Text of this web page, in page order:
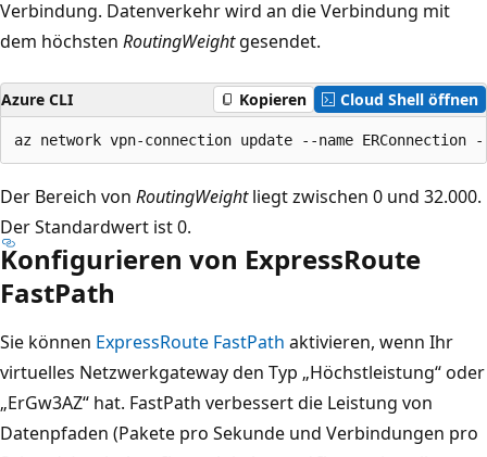
Verbindung. Datenverkehr wird an die Verbindung mit
dem höchsten RoutingWeightgesendet.
Azure CLI Kopieren Cloud Shell öffnen
Der Bereich von RoutingWeightliegt zwischen 0 und 32.000.
Der Standardwert ist 0.
Konfigurieren von ExpressRoute
FastPath
Sie können ExpressRoute FastPath aktivieren, wenn Ihr
virtuelles Netzwerkgateway den Typ „Höchstleistung“ oder
„ErGw3AZ“ hat. FastPath verbessert die Leistung von
Datenpfaden (Pakete pro Sekunde und Verbindungen pro